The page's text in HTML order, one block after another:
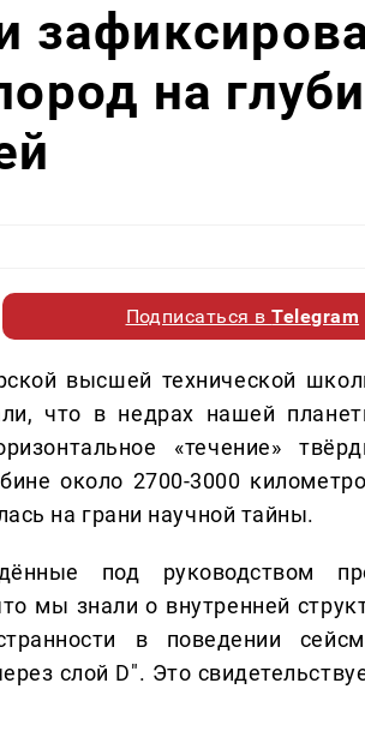
на
Подписаться вTelegram
высшей технической
что в недрах нашей
«течение»
около 2700-3000
на грани научной тайны.
под руководством
мы знали о внутренней
в поведении
слой D". Это